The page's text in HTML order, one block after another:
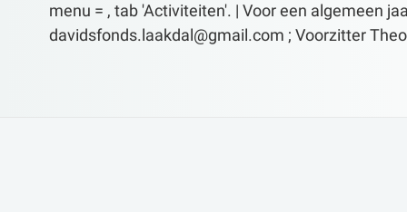
menu = , tab 'Activiteiten'. | Voor een algemeen
davidsfonds.laakdal@gmail.com ; Voorzitter